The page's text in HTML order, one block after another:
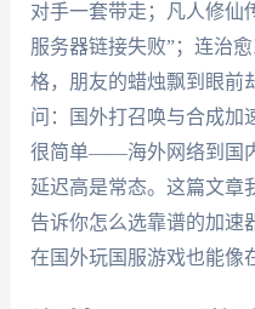
对手一套带走；凡人修仙
服务器链接失败”；连治
格，朋友的蜡烛飘到眼前
问：国外打召唤与合成加
很简单——海外网络到国
延迟高是常态。这篇文章
告诉你怎么选靠谱的加速
在国外玩国服游戏也能像